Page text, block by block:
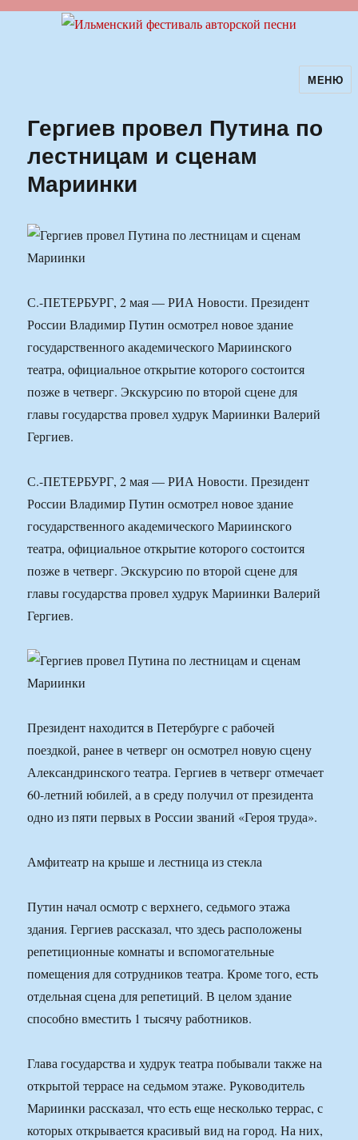
Ильменский фестиваль авторскойМЕНЮ
Гергиев провел Путина по
лестницам и сценам
Мариинки
С.-ПЕТЕРБУРГ, 2 мая — РИА Новости. Президент
России Владимир Путин осмотрел новое здание
государственного академического Мариинского
театра, официальное открытие которого состоится
позже в четверг. Экскурсию по второй сцене для
главы государства провел худрук Мариинки Валерий
Гергиев.
С.-ПЕТЕРБУРГ, 2 мая — РИА Новости. Президент
России Владимир Путин осмотрел новое здание
государственного академического Мариинского
театра, официальное открытие которого состоится
позже в четверг. Экскурсию по второй сцене для
главы государства провел худрук Мариинки Валерий
Гергиев.
Президент находится в Петербурге с рабочей
поездкой, ранее в четверг он осмотрел новую сцену
Александринского театра. Гергиев в четверг отмечает
60-летний юбилей, а в среду получил от президента
одно из пяти первых в России званий «Героя труда».
Амфитеатр на крыше и лестница из стекла
Путин начал осмотр с верхнего, седьмого этажа
здания. Гергиев рассказал, что здесь расположены
репетиционные комнаты и вспомогательные
помещения для сотрудников театра. Кроме того, есть
отдельная сцена для репетиций. В целом здание
способно вместить 1 тысячу работников.
Глава государства и худрук театра побывали также на
открытой террасе на седьмом этаже. Руководитель
Мариинки рассказал, что есть еще несколько террас, с
которых открывается красивый вид на город. На них,